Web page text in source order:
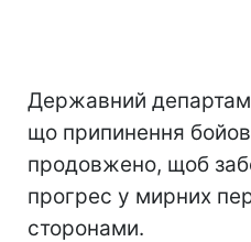
Державний
що припинення
продовжено, щоб
прогрес у мирних
сторонами.